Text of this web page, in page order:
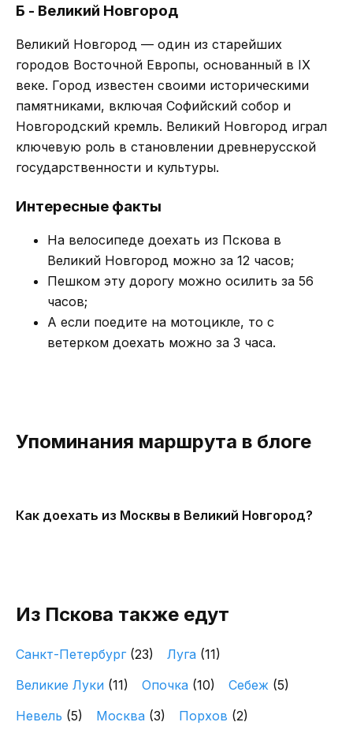
Б - Великий Новгород
Великий Новгород — один из старейших
городов Восточной Европы, основанный в IX
веке. Город известен своими историческими
памятниками, включая Софийский собор и
Новгородский кремль. Великий Новгород играл
ключевую роль в становлении древнерусской
государственности и культуры.
Интересные факты
На велосипеде доехать из Пскова в
Великий Новгород можно за 12 часов;
Пешком эту дорогу можно осилить за 56
часов;
А если поедите на мотоцикле, то с
ветерком доехать можно за 3 часа.
Упоминания маршрута в блоге
Как доехать из Москвы в Великий Новгород?
Из Пскова также едут
Санкт-Петербург (23) Луга (11)
Великие Луки (11) Опочка (10) Себеж (5)
Невель (5) Москва (3) Порхов (2)